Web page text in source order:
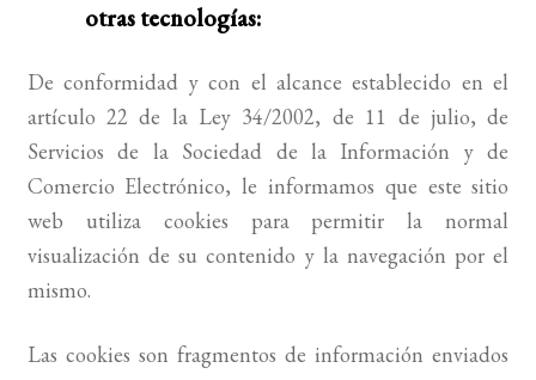
otras tecnologías:
De conformidad y con el alcance establecido en el
artículo 22 de la Ley 34/2002, de 11 de julio, de
Servicios de la Sociedad de la Información y de
Comercio Electrónico, le informamos que este sitio
web utiliza cookies para permitir la normal
visualización de su contenido y la navegación por el
mismo.
Las cookies son fragmentos de información enviados